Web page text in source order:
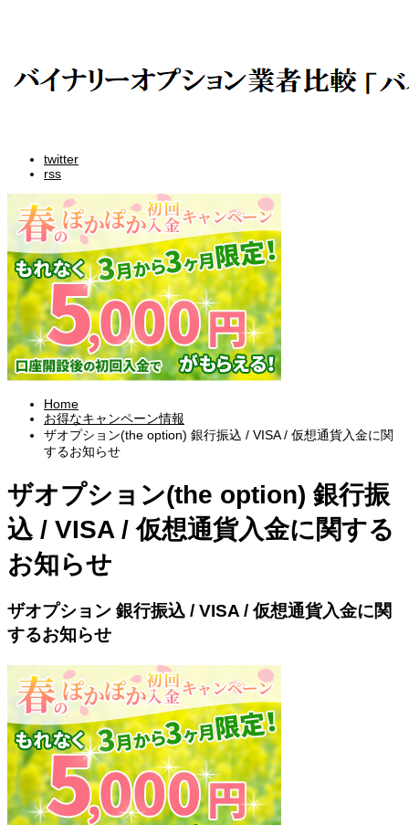
twitter
rss
Home
お得なキャンペーン情報
ザオプション(the option) 銀行振込 / VISA / 仮想通貨入金に関
するお知らせ
ザオプション(the option) 銀行振
込 / VISA / 仮想通貨入金に関する
お知らせ
ザオプション 銀行振込 / VISA / 仮想通貨入金に関
するお知らせ